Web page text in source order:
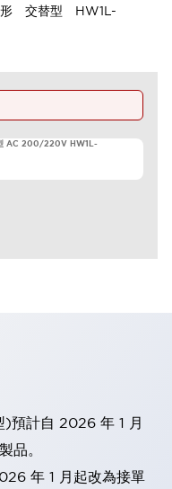
交替型 HW1L-
AC 200/220V HW1L-
預計自 2026 年 1 月
品。
年 1 月起改為接單